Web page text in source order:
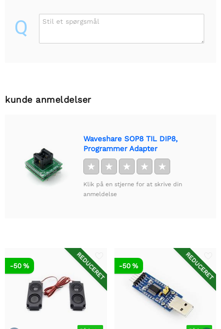
Q Stil et spørgsmål
kunde anmeldelser
Waveshare SOP8 TIL DIP8,
Programmer Adapter
★ ★ ★ ★ ★
Klik på en stjerne for at skrive din
anmeldelse
REDUCERET
-50 % REDUCERET
-50 %